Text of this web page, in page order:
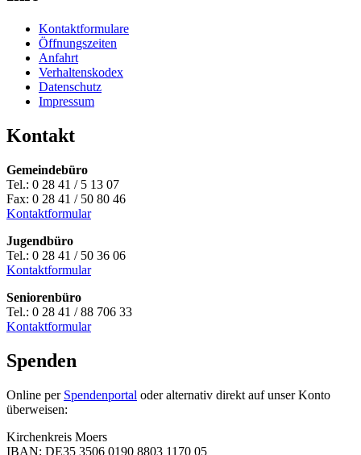
Kontaktformulare
Öffnungszeiten
Anfahrt
Verhaltenskodex
Datenschutz
Impressum
Kontakt
Gemeindebüro
Tel.: 0 28 41 / 5 13 07
Fax: 0 28 41 / 50 80 46
Kontaktformular
Jugendbüro
Tel.: 0 28 41 / 50 36 06
Kontaktformular
Seniorenbüro
Tel.: 0 28 41 / 88 706 33
Kontaktformular
Spenden
Online per Spendenportal oder alternativ direkt auf unser Konto
überweisen:
Kirchenkreis Moers
IBAN: DE35 3506 0190 8803 1170 05